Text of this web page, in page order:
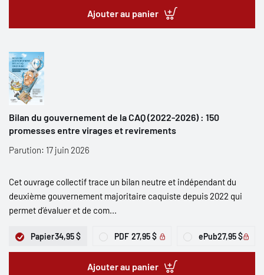
Ajouter au panier
Bilan du gouvernement de la CAQ (2022-2026) : 150
promesses entre virages et revirements
Parution: 17 juin 2026
Cet ouvrage collectif trace un bilan neutre et indépendant du
deuxième gouvernement majoritaire caquiste depuis 2022 qui
permet d’évaluer et de com...
Papier34,95 $ PDF 27,95 $ ePub27,95 $
Ajouter au panier